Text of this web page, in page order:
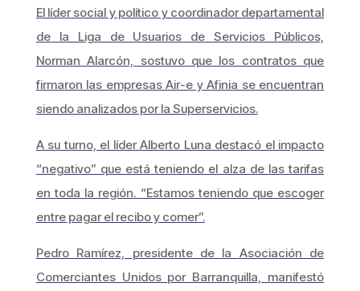
El líder social y político y coordinador departamental
de la Liga de Usuarios de Servicios Públicos,
Norman Alarcón, sostuvo que los contratos que
firmaron las empresas Air-e y Afinia se encuentran
siendo analizados por la Superservicios.
A su turno, el líder Alberto Luna destacó el impacto
“negativo” que está teniendo el alza de las tarifas
en toda la región. “Estamos teniendo que escoger
entre pagar el recibo y comer”.
Pedro Ramírez, presidente de la Asociación de
Comerciantes Unidos por Barranquilla, manifestó